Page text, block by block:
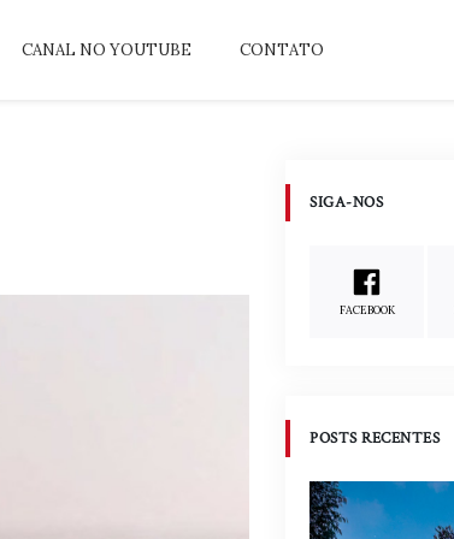
CANAL NO YOUTUBE CONTATO
SIGA-NOS
FACEBOOK
POSTS RECENTES